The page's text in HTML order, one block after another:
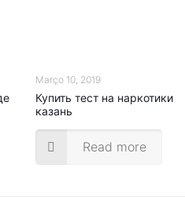
Março 10, 2019
Купить тест на наркотики
казань
Read more